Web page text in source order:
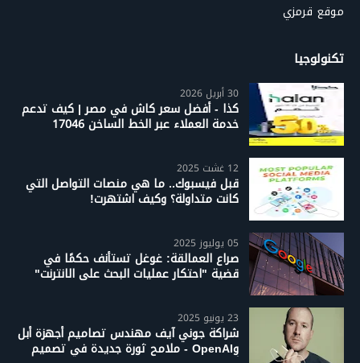
موقع قرمزي
تكنولوجيا
30 أبريل 2026
كذا - أفضل سعر كاش في مصر | كيف تدعم
خدمة العملاء عبر الخط الساخن 17046
12 غشت 2025
قبل فيسبوك.. ما هي منصات التواصل التي
كانت متداولة؟ وكيف اشتهرت!
05 يوليوز 2025
صراع العمالقة: غوغل تستأنف حكمًا في
قضية "احتكار عمليات البحث على الانترنت"
23 يونيو 2025
شراكة جوني آيف مهندس تصاميم أجهزة أبل
وOpenAI - ملامح ثورة جديدة في تصميم